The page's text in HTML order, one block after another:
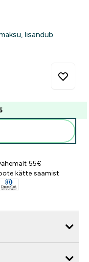
lisandub
55€
kätte saamist